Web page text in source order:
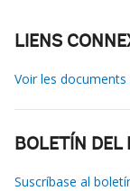
LIENS
Voir les
BOLETÍN DEL
Suscríbase al